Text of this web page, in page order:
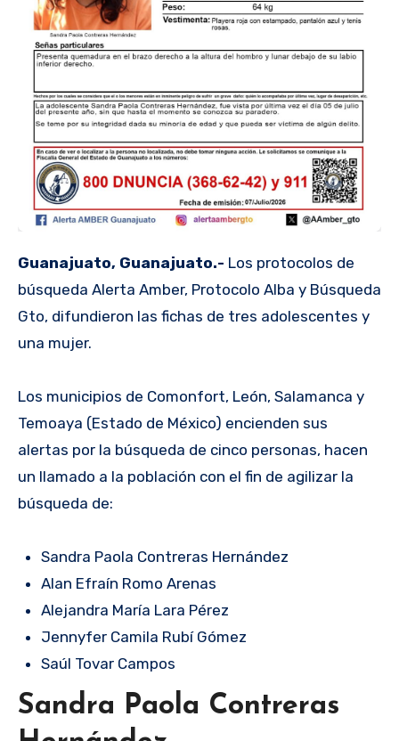
Guanajuato, Guanajuato.- Los protocolos de
búsqueda Alerta Amber, Protocolo Alba y Búsqueda
Gto, difundieron las fichas de tres adolescentes y
una mujer.
Los municipios de Comonfort, León, Salamanca y
Temoaya (Estado de México) encienden sus
alertas por la búsqueda de cinco personas, hacen
un llamado a la población con el fin de agilizar la
búsqueda de:
Sandra Paola Contreras Hernández
Alan Efraín Romo Arenas
Alejandra María Lara Pérez
Jennyfer Camila Rubí Gómez
Saúl Tovar Campos
Sandra Paola Contreras